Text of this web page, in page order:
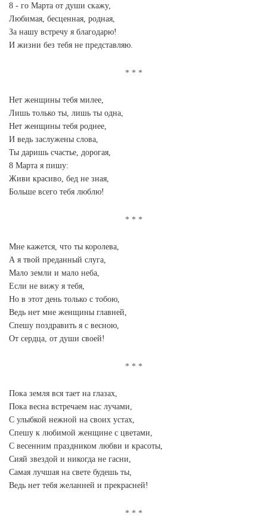
8 - го Марта от души скажу,
Любимая, бесценная, родная,
За нашу встречу я благодарю!
И жизни без тебя не представляю.
Нет женщины тебя милее,
Лишь только ты, лишь ты одна,
Нет женщины тебя роднее,
И ведь заслужены слова,
Ты даришь счастье, дорогая,
8 Марта я пишу:
Живи красиво, бед не зная,
Больше всего тебя люблю!
Мне кажется, что ты королева,
А я твой преданный слуга,
Мало земли и мало неба,
Если не вижу я тебя,
Но в этот день только с тобою,
Ведь нет мне женщины главней,
Спешу поздравить я с весною,
От сердца, от души своей!
Пока земля вся тает на глазах,
Пока весна встречаем нас лучами,
С улыбкой нежной на своих устах,
Спешу к любимой женщине с цветами,
С весенним праздником любви и красоты,
Сияй звездой и никогда не гасни,
Самая лучшая на свете будешь ты,
Ведь нет тебя желанней и прекрасней!